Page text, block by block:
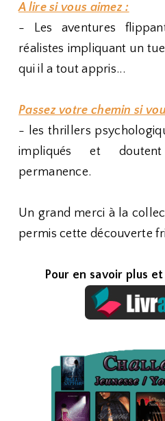
A lire si vous aimez :
- Les aventures
réalistes impliquant un
qui il a tout appris...
Passez votre chemin si
- les thrillers
impliqués et
permanence.
Un grand merci à la
permis cette découverte
Pour en savoir plus